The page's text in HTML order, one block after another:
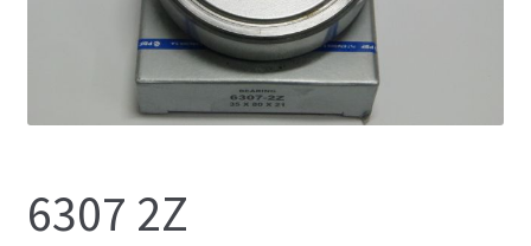
6307 2Z